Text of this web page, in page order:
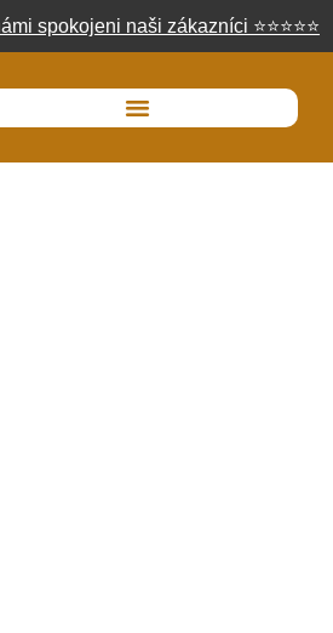
spokojeni naši zákazníci ⭐⭐⭐⭐⭐